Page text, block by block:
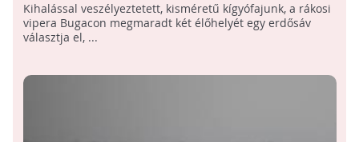
Kihalással veszélyeztetett, kisméretű kígyófajunk, a rákosi
vipera Bugacon megmaradt két élőhelyét egy erdősáv
választja el, ...